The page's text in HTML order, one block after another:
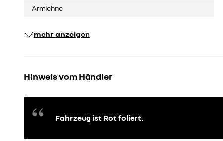
Armlehne
mehr anzeigen
Hinweis vom Händler
Fahrzeug ist Rot foliert.